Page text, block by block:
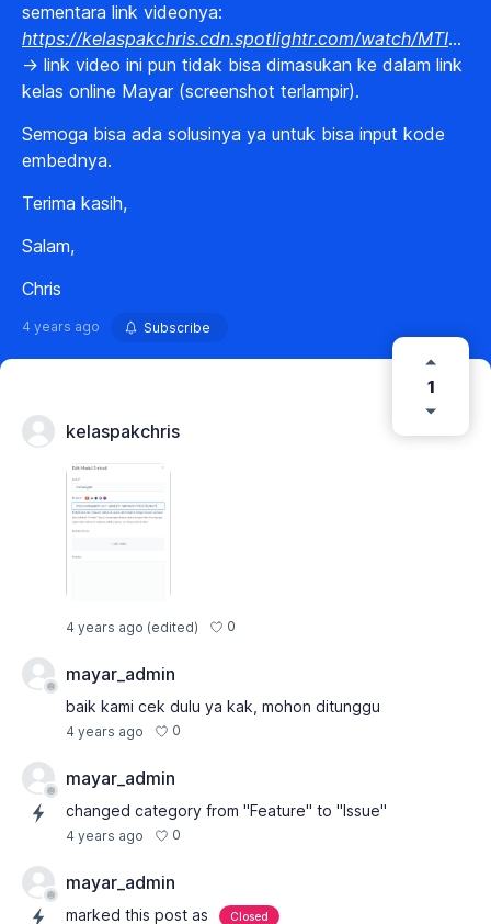
sementara link videonya:
https://kelaspakchris.cdn.spotlightr.com/watch/MTIzOTEyNw
-> link video ini pun tidak bisa dimasukan ke dalam link
kelas online Mayar (screenshot terlampir).
Semoga bisa ada solusinya ya untuk bisa input kode
embednya.
Terima kasih,
Salam,
Chris
4 years ago Subscribe
1
kelaspakchris
4 years ago (edited) 0
mayar_admin
baik kami cek dulu ya kak, mohon ditunggu
4 years ago 0
mayar_admin
changed category from "Feature" to "Issue"
4 years ago 0
mayar_admin
marked this post as Closed